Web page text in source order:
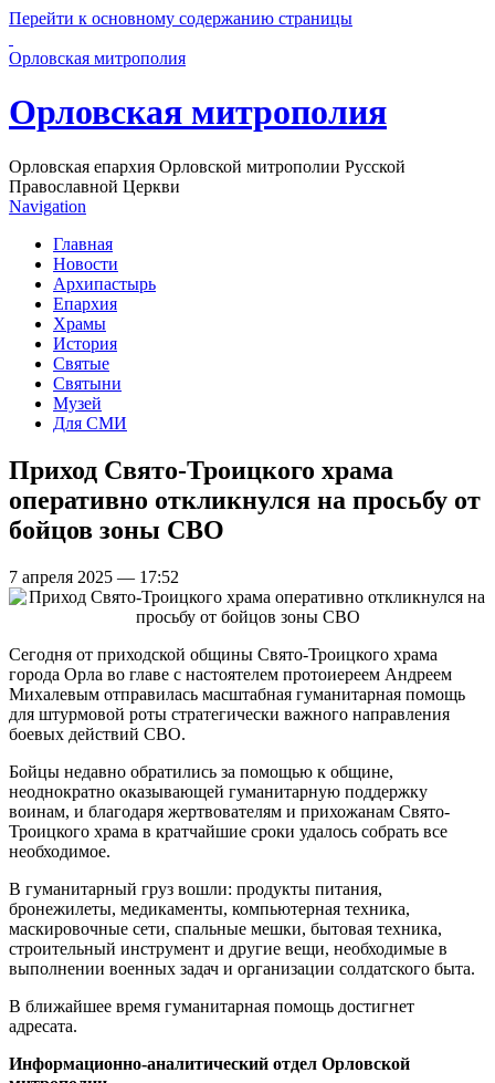
Перейти к основному содержанию страницы
Орловская митрополия
Орловская митрополия
Орловская епархия Орловской митрополии Русской
Православной Церкви
Navigation
Главная
Новости
Архипастырь
Епархия
Храмы
История
Святые
Святыни
Музей
Для СМИ
Приход Свято-Троицкого храма
оперативно откликнулся на просьбу от
бойцов зоны СВО
7 апреля 2025 — 17:52
Сегодня от приходской общины Свято-Троицкого храма
города Орла во главе с настоятелем протоиереем Андреем
Михалевым отправилась масштабная гуманитарная помощь
для штурмовой роты стратегически важного направления
боевых действий СВО.
Бойцы недавно обратились за помощью к общине,
неоднократно оказывающей гуманитарную поддержку
воинам, и благодаря жертвователям и прихожанам Свято-
Троицкого храма в кратчайшие сроки удалось собрать все
необходимое.
В гуманитарный груз вошли: продукты питания,
бронежилеты, медикаменты, компьютерная техника,
маскировочные сети, спальные мешки, бытовая техника,
строительный инструмент и другие вещи, необходимые в
выполнении военных задач и организации солдатского быта.
В ближайшее время гуманитарная помощь достигнет
адресата.
Информационно-аналитический отдел Орловской